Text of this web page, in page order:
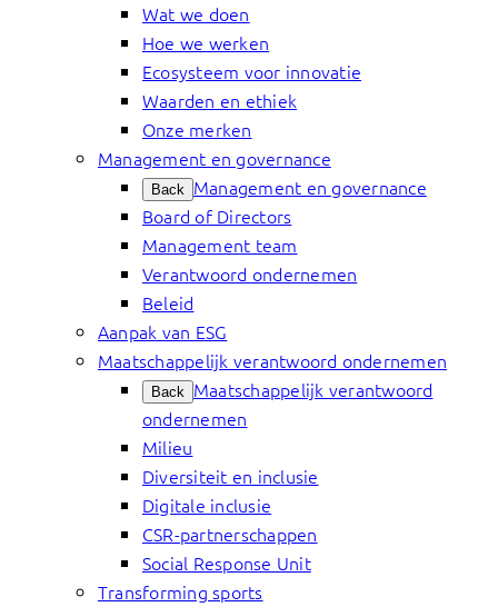
Wat we doen
Hoe we werken
Ecosysteem voor innovatie
Waarden en ethiek
Onze merken
Management en governance
Back Management en governance
Board of Directors
Management team
Verantwoord ondernemen
Beleid
Aanpak van ESG
Maatschappelijk verantwoord ondernemen
Back Maatschappelijk verantwoord
ondernemen
Milieu
Diversiteit en inclusie
Digitale inclusie
CSR-partnerschappen
Social Response Unit
Transforming sports